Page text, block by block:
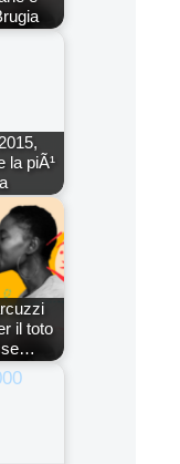
la piÃ¹
il toto